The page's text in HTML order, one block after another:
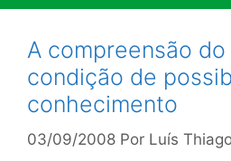
A compreensão
condição de
conhecimento
03/09/2008 Por Luís